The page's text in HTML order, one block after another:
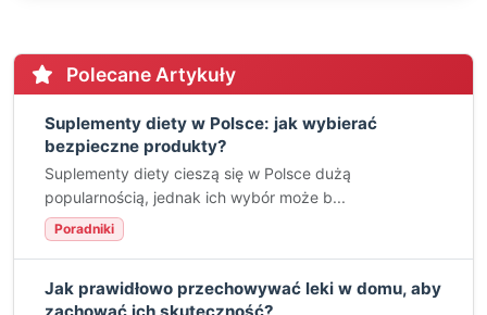
Polecane Artykuły
Suplementy diety w Polsce: jak wybierać
bezpieczne produkty?
Suplementy diety cieszą się w Polsce dużą
popularnością, jednak ich wybór może b...
Poradniki
Jak prawidłowo przechowywać leki w domu, aby